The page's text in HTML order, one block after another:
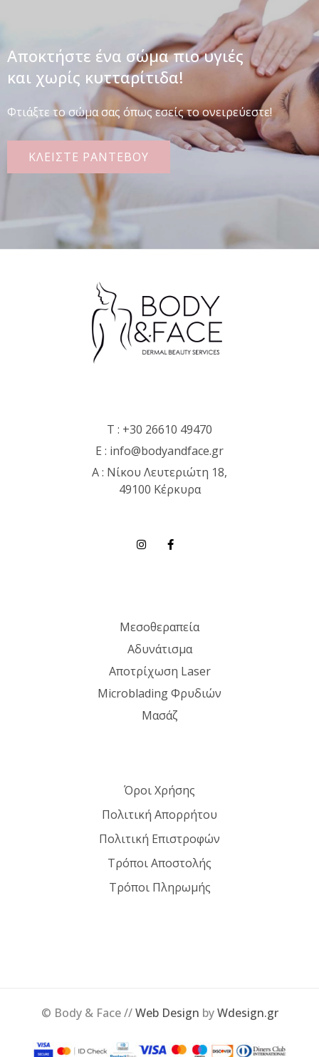
Αποκτήστε ένα σώμα πιο υγιές
και χωρίς κυτταρίτιδα!
Φτιάξτε το σώμα σας όπως εσείς το ονειρεύεστε!
ΚΛΕΙΣΤΕ ΡΑΝΤΕΒΟΥ
T : +30 26610 49470
E : info@bodyandface.gr
Α : Νίκου Λευτεριώτη 18,
49100 Κέρκυρα
Μεσοθεραπεία
Αδυνάτισμα
Αποτρίχωση Laser
Microblading Φρυδιών
Μασάζ
Όροι Χρήσης
Πολιτική Απορρήτου
Πολιτική Επιστροφών
Τρόποι Αποστολής
Τρόποι Πληρωμής
© Body & Face //Web Design byWdesign.gr